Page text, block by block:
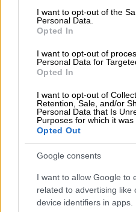
consent section.
I want to opt-out of the
Personal Data.
Opted In
I want to opt-out of
Personal Data for
Opted In
I want to opt-out of
Retention, Sale, and/or
Personal Data that Is
Purposes for which it was
Opted Out
Google consents
I want to allow Google to
related to advertising like
device identifiers in apps.
POPULAR VIDEOS
Δελτίο...|08.08.2026 16:18
Δελτίο στην
ΑΠΟΣΠΑΣΜΑΤΑ...|